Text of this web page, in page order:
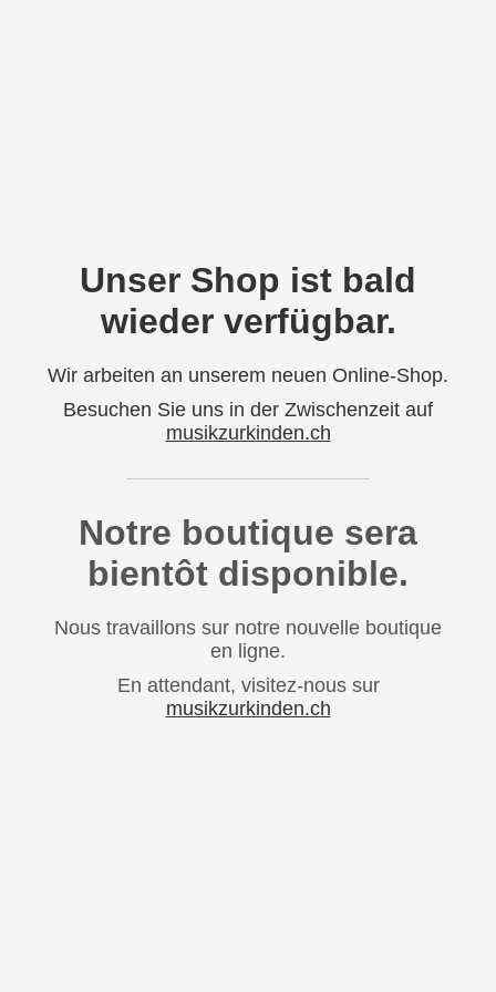
Unser Shop ist bald
wieder verfügbar.
Wir arbeiten an unserem neuen Online-Shop.
Besuchen Sie uns in der Zwischenzeit auf
musikzurkinden.ch
Notre boutique sera
bientôt disponible.
Nous travaillons sur notre nouvelle boutique
en ligne.
En attendant, visitez-nous sur
musikzurkinden.ch